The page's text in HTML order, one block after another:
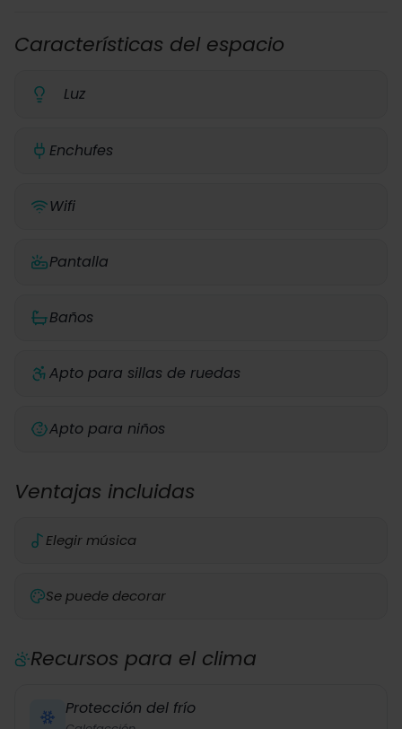
Características del espacio
Luz
Enchufes
Wifi
Pantalla
Baños
Apto para sillas de ruedas
Apto para niños
Ventajas incluidas
Elegir música
Se puede decorar
Recursos para el clima
Protección del frío